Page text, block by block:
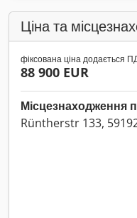
Ціна та
фіксована ціна додається
88 900 EUR
Місцезнаходження
Rüntherstr 133,